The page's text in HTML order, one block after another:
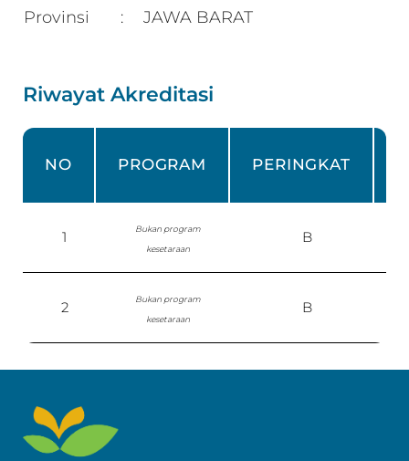
Provinsi
: JAWA BARAT
Riwayat Akreditasi
NO PROGRAM PERINGKAT
1
Bukan program
kesetaraan
B
2
Bukan program
kesetaraan
B